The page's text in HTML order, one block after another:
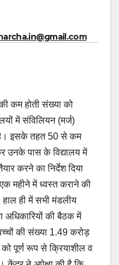
की कम होती संख्या को
में संविलियन (मर्ज)
है। इसके तहत 50 से कम
उनके पास के विद्यालय में
करने का निर्देश दिया
एक महीने में ध्वस्त कराने की
ही में सभी मंडलीय
अधिकारियों की बैठक में
की संख्या 1.49 करोड़
को पूर्ण रूप से क्रियाशील व